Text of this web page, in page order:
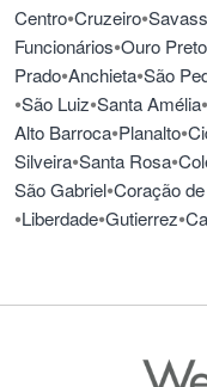
Centro•Cruzeiro•
Funcionários•Ouro Preto
Prado•Anchieta•São
•São Luiz•Santa Amélia•
Alto Barroca•Planalto•
Silveira•Santa Rosa•
São Gabriel•Coração
•Liberdade•Gutierrez•